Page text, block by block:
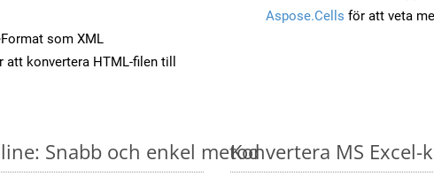
som XML
att konvertera HTML-filen till
Aspose.Cells för att veta
Snabb och enkel metodKonvertera MS